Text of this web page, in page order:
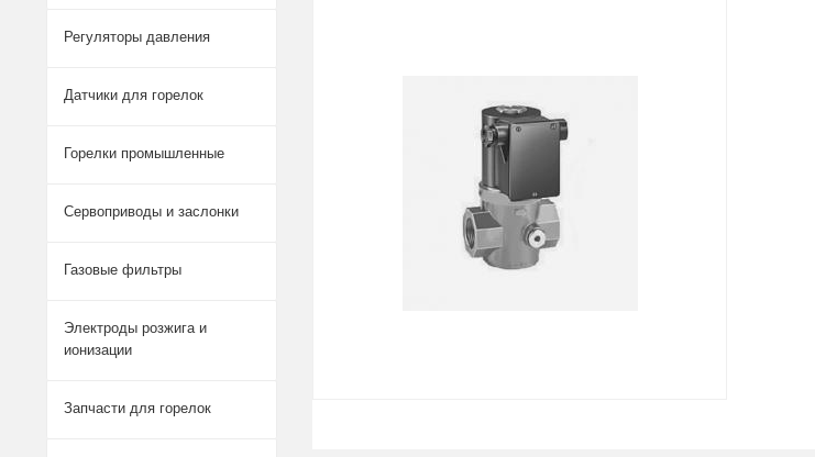
Регуляторы давления
Датчики для горелок
Горелки промышленные
Сервоприводы и заслонки
Газовые фильтры
Электроды розжига и
ионизации
Запчасти для горелок